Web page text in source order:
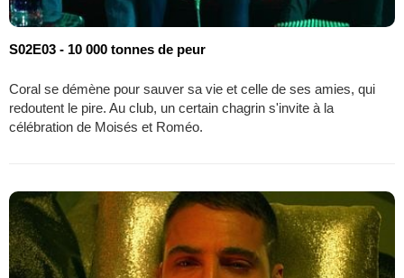
S02E03 - 10 000 tonnes de peur
Coral se démène pour sauver sa vie et celle de ses amies, qui
redoutent le pire. Au club, un certain chagrin s'invite à la
célébration de Moisés et Roméo.